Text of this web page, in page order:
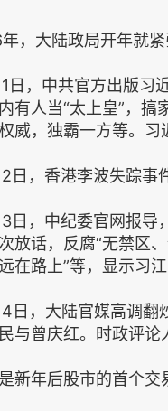
，大陆政局开年就
日，中共官方出版习
有人当“太上皇”，
威，独霸一方等。习
日，香港李波失踪事
日，中纪委官网报导
放话，反腐“无禁区
在路上”等，显示习江
日，大陆官媒高调翻
与曾庆红。时政评论
新年后股市的首个交